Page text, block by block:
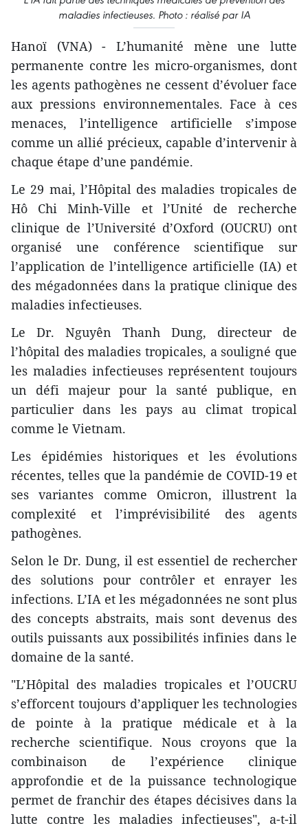
maladies infectieuses. Photo : réalisé par IA
Hanoï (VNA) - L’humanité mène une lutte
permanente contre les micro-organismes, dont
les agents pathogènes ne cessent d’évoluer face
aux pressions environnementales. Face à ces
menaces, l’intelligence artificielle s’impose
comme un allié précieux, capable d’intervenir à
chaque étape d’une pandémie.
Le 29 mai, l’Hôpital des maladies tropicales de
Hô Chi Minh-Ville et l’Unité de recherche
clinique de l’Université d’Oxford (OUCRU) ont
organisé une conférence scientifique sur
l’application de l’intelligence artificielle (IA) et
des mégadonnées dans la pratique clinique des
maladies infectieuses.
Le Dr. Nguyên Thanh Dung, directeur de
l’hôpital des maladies tropicales, a souligné que
les maladies infectieuses représentent toujours
un défi majeur pour la santé publique, en
particulier dans les pays au climat tropical
comme le Vietnam.
Les épidémies historiques et les évolutions
récentes, telles que la pandémie de COVID-19 et
ses variantes comme Omicron, illustrent la
complexité et l’imprévisibilité des agents
pathogènes.
Selon le Dr. Dung, il est essentiel de rechercher
des solutions pour contrôler et enrayer les
infections. L’IA et les mégadonnées ne sont plus
des concepts abstraits, mais sont devenus des
outils puissants aux possibilités infinies dans le
domaine de la santé.
"L’Hôpital des maladies tropicales et l’OUCRU
s’efforcent toujours d’appliquer les technologies
de pointe à la pratique médicale et à la
recherche scientifique. Nous croyons que la
combinaison de l’expérience clinique
approfondie et de la puissance technologique
permet de franchir des étapes décisives dans la
lutte contre les maladies infectieuses", a-t-il